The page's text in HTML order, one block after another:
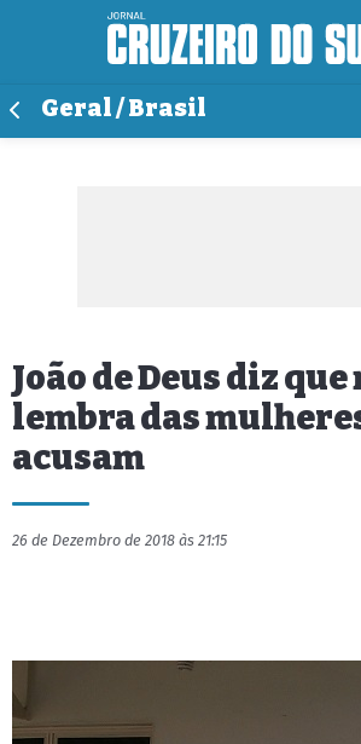
Geral / Brasil
João de Deus diz que
lembra das
acusam
26 de Dezembro de 2018 às 21:15